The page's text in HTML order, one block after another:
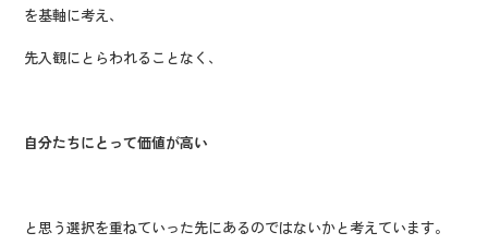
を基軸に考え、
先入観にとらわれることなく、
自分たちにとって価値が高い
と思う選択を重ねていった先にあるのではないかと考えています。